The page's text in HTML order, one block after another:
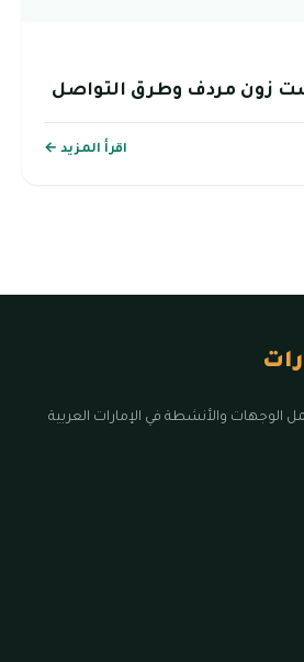
زون مردف وطرق التواصل
اقرأ المزيد ←
الوجهات والأنشطة في الإمارات العربية